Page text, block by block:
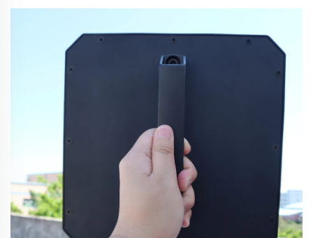
strutture sensibili, che vanno dall’industrial espionage…